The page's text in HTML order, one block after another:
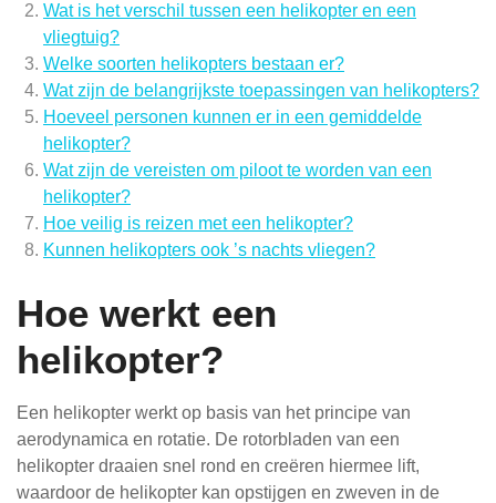
Wat is het verschil tussen een helikopter en een
vliegtuig?
Welke soorten helikopters bestaan er?
Wat zijn de belangrijkste toepassingen van helikopters?
Hoeveel personen kunnen er in een gemiddelde
helikopter?
Wat zijn de vereisten om piloot te worden van een
helikopter?
Hoe veilig is reizen met een helikopter?
Kunnen helikopters ook ’s nachts vliegen?
Hoe werkt een
helikopter?
Een helikopter werkt op basis van het principe van
aerodynamica en rotatie. De rotorbladen van een
helikopter draaien snel rond en creëren hiermee lift,
waardoor de helikopter kan opstijgen en zweven in de